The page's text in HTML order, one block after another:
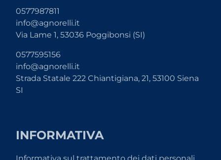
0577987811
info@agnorelli.it
Via Lame 1, 53036 Poggibonsi (SI)
0577595156
info@agnorelli.it
Strada Statale 222 Chiantigiana, 21, 53100 Siena
SI
INFORMATIVA